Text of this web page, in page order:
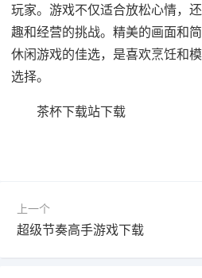
玩家。游戏不仅适合放松心情，
趣和经营的挑战。精美的画面和
休闲游戏的佳选，是喜欢烹饪和
选择。
茶杯下载站下载
上一个
超级节奏高手游戏下载